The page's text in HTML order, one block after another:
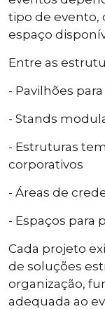
tipo de evento,
espaço
Entre as
- Pavilhões
- Stands
- Estruturas
corporativos
- Áreas de
- Espaços para
Cada projeto
de soluções
organização,
adequada ao